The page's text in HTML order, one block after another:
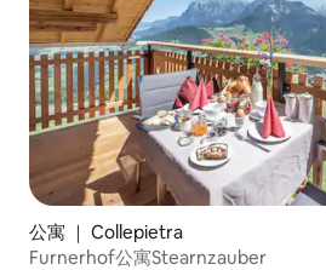
公寓 ｜ Collepietra
Furnerhof公寓Stearnzauber